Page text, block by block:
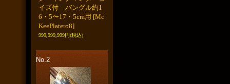
イズ付 バングル約1
6・5〜17・5cm用 [Mc
KeePlatero8]
999,999,999円(税込)
No.2